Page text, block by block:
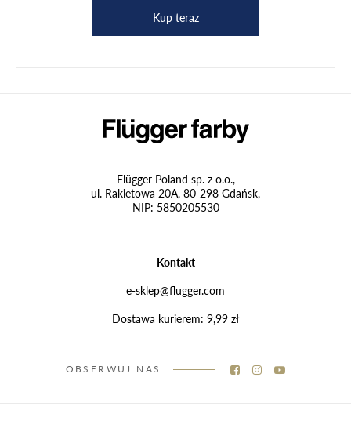
Kup teraz
Flügger Poland sp. z o.o.,
ul. Rakietowa 20A, 80-298 Gdańsk,
NIP: 5850205530
Kontakt
e-sklep@flugger.com
Dostawa kurierem: 9,99 zł
OBSERWUJ NAS